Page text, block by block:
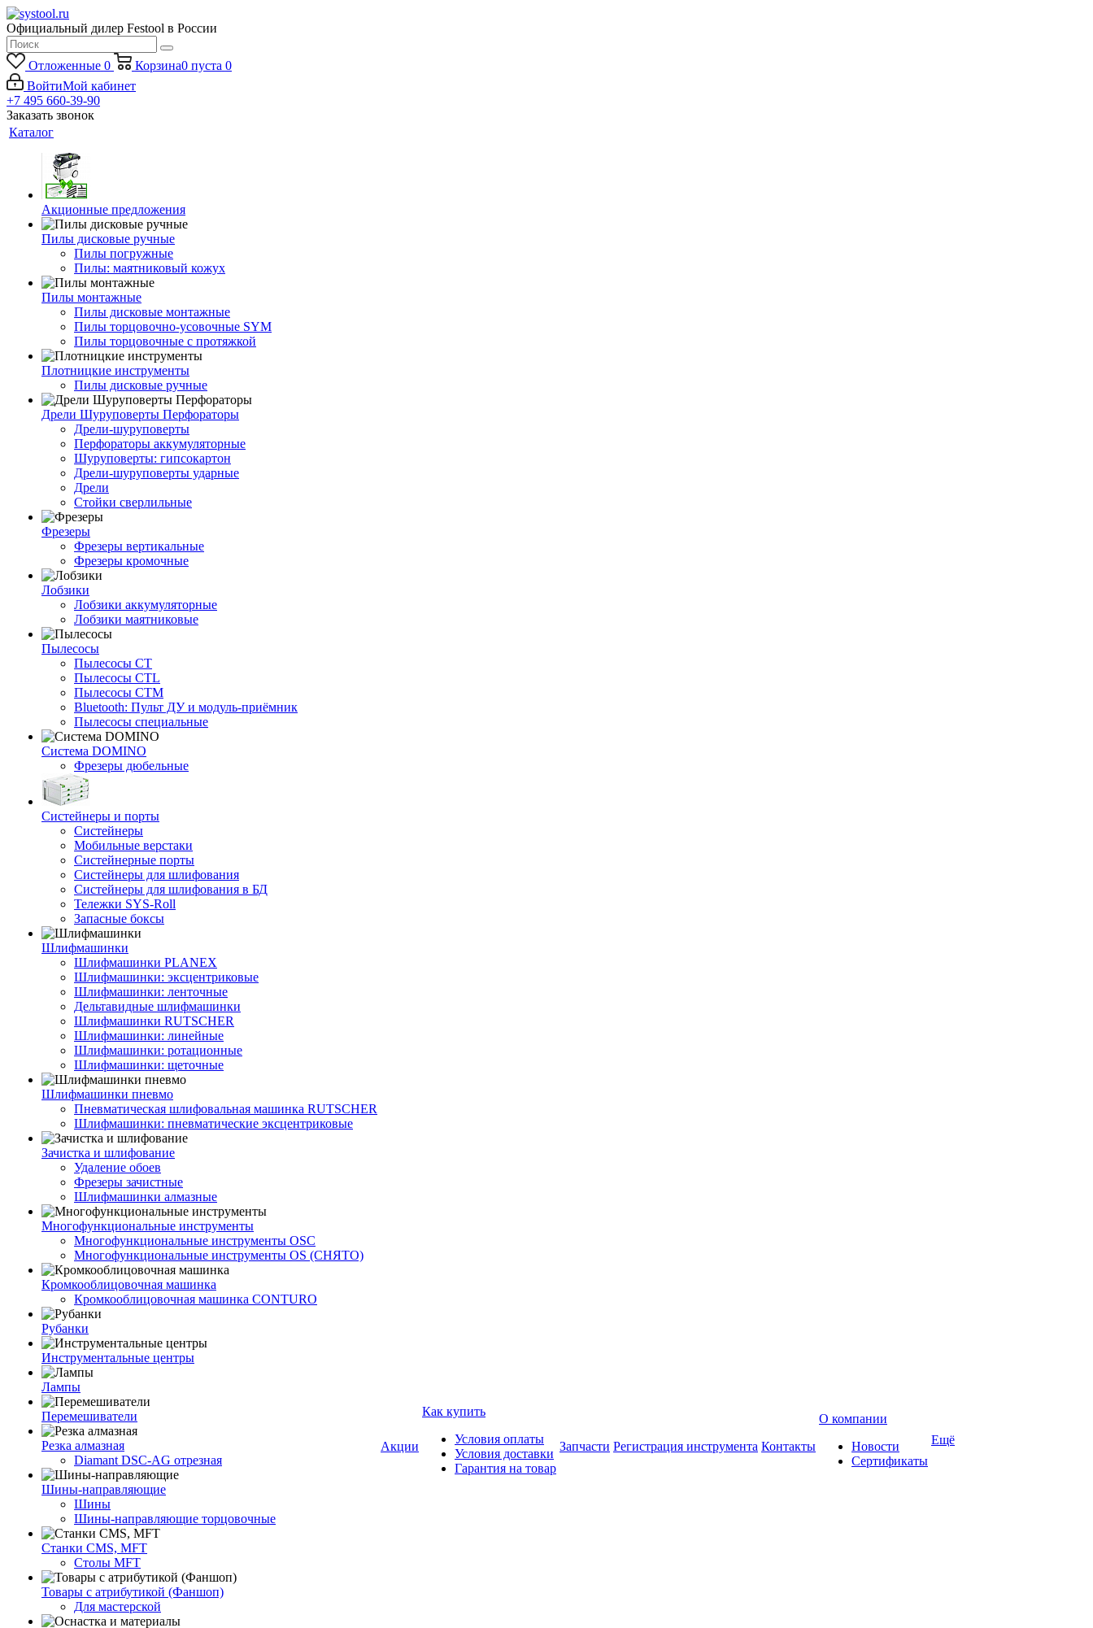
Официальный дилер Festool в России
Отложенные 0 Корзина0 пуста 0
ВойтиМой кабинет
+7 495 660-39-90
Заказать звонок
Каталог
Акционные предложения
Пилы дисковые ручные
Пилы погружные
Пилы: маятниковый кожух
Пилы монтажные
Пилы дисковые монтажные
Пилы торцовочно-усовочные SYM
Пилы торцовочные с протяжкой
Плотницкие инструменты
Пилы дисковые ручные
Дрели Шуруповерты Перфораторы
Дрели-шуруповерты
Перфораторы аккумуляторные
Шуруповерты: гипсокартон
Дрели-шуруповерты ударные
Дрели
Стойки сверлильные
Фрезеры
Фрезеры вертикальные
Фрезеры кромочные
Лобзики
Лобзики аккумуляторные
Лобзики маятниковые
Пылесосы
Пылесосы CT
Пылесосы CTL
Пылесосы CTM
Bluetooth: Пульт ДУ и модуль-приёмник
Пылесосы специальные
Система DOMINO
Фрезеры дюбельные
Систейнеры и порты
Систейнеры
Мобильные верстаки
Систейнерные порты
Систейнеры для шлифования
Систейнеры для шлифования в БД
Тележки SYS-Roll
Запасные боксы
Шлифмашинки
Шлифмашинки PLANEX
Шлифмашинки: эксцентриковые
Шлифмашинки: ленточные
Дельтавидные шлифмашинки
Шлифмашинки RUTSCHER
Шлифмашинки: линейные
Шлифмашинки: ротационные
Шлифмашинки: щеточные
Шлифмашинки пневмо
Пневматическая шлифовальная машинка RUTSCHER
Шлифмашинки: пневматические эксцентриковые
Зачистка и шлифование
Удаление обоев
Фрезеры зачистные
Шлифмашинки алмазные
Многофункциональные инструменты
Многофункциональные инструменты OSC
Многофункциональные инструменты OS (СНЯТО)
Кромкооблицовочная машинка
Кромкооблицовочная машинка CONTURO
Рубанки
Инструментальные центры
Лампы
Перемешиватели
Резка алмазная
Diamant DSC-AG отрезная
Шины-направляющие
Шины
Шины-направляющие торцовочные
Станки CMS, MFT
Столы MFT
Товары с атрибутикой (Фаншоп)
Для мастерской
Акции
Как купить
Условия оплаты
Условия доставки
Гарантия на товар
Запчасти Регистрация инструмента Контакты
О компании
Новости
Сертификаты
Ещё